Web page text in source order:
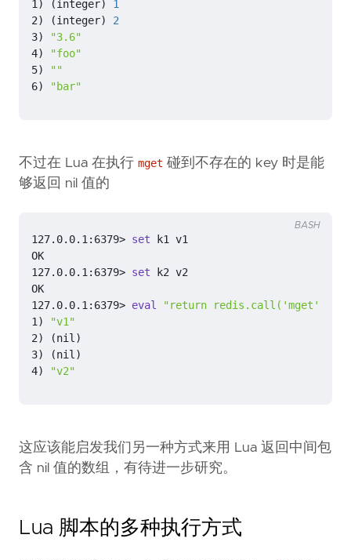
1) (integer)
1
2) (integer)
2
3)
"3.6"
4)
"foo"
5)
""
6) "bar"
不过在 Lua 在执行 mget 碰到不存在的 key 时是能
够返回 nil 值的
127.0.0.1:6379> set
127.0.0.1:6379> set
127.0.0.1:6379> eval
"return redis.call('mget',
1)
"v1"
2) (nil)
3) (nil)
4) "v2"
BASH
这应该能启发我们另一种方式来用 Lua 返回中间包
含 nil 值的数组，有待进一步研究。
Lua 脚本的多种执行方式